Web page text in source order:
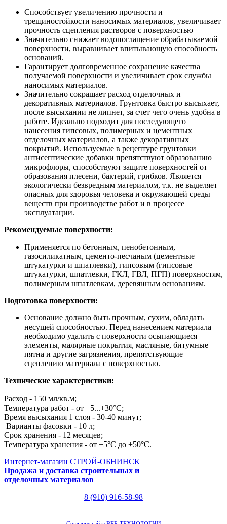
Способствует увеличению прочности и
трещиностойкости наносимых материалов, увеличивает
прочность сцепления растворов с поверхностью
Значительно снижает водопоглащение обрабатываемой
поверхности, выравнивает впитывающую способность
оснований.
Гарантирует долговременное сохранение качества
получаемой поверхности и увеличивает срок службы
наносимых материалов.
Значительно сокращает расход отделочных и
декоративных материалов. Грунтовка быстро высыхает,
после высыхании не липнет, за счет чего очень удобна в
работе. Идеально подходит для последующего
нанесения гипсовых, полимерных и цементных
отделочных материалов, а также декоративных
покрытий. Используемые в рецептуре грунтовки
антисептические добавки препятствуют образованию
микрофлоры, способствуют защите поверхностей от
образования плесени, бактерий, грибков. Является
экологически безвредным материалом, т.к. не выделяет
опасных для здоровья человека и окружающей среды
веществ при производстве работ и в процессе
эксплуатации.
Рекомендуемые поверхности:
Применяется по бетонным, пенобетонным,
газосиликатным, цементо-песчаным (цементные
штукатурки и шпатлевки), гипсовым (гипсовые
штукатурки, шпатлевки, ГКЛ, ГВЛ, ПГП) поверхностям,
полимерным шпатлевкам, деревянным основаниям.
Подготовка поверхности:
Основание должно быть прочным, сухим, обладать
несущей способностью. Перед нанесением материала
необходимо удалить с поверхности осыпающиеся
элементы, малярные покрытия, масляные, битумные
пятна и другие загрязнения, препятствующие
сцеплению материала с поверхностью.
Технические характеристики:
Расход - 150 мл/кв.м;
Температура работ - от +5...+30°С;
Время высыхания 1 слоя - 30-40 минут;
Варианты фасовки - 10 л;
Срок хранения - 12 месяцев;
Температура хранения - от +5°С до +50°С.
Интернет-магазин СТРОЙ-ОБНИНСК
Продажа и доставка строительных и
отделочных материалов
8 (910) 916-58-98